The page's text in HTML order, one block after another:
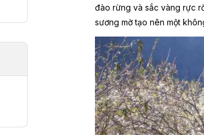
đào rừng và sắc vàng rực
sương mờ tạo nên một